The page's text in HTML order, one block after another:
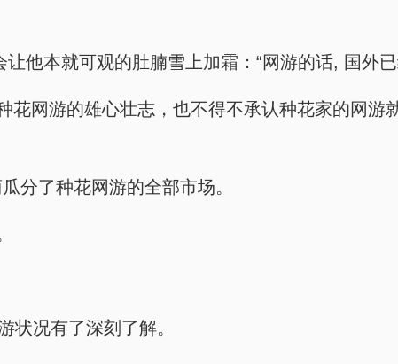
让他本就可观的肚腩雪上加霜：“网游的话, 国
花网游的雄心壮志，也不得不承认种花家的网
分了种花网游的全部市场。
状况有了深刻了解。